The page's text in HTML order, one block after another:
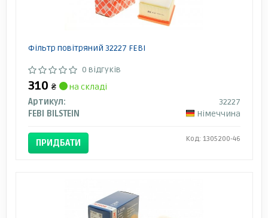
Фільтр повітряний 32227 FEBI
0 відгуків
310 ₴
на складі
Артикул:
32227
FEBI BILSTEIN
Німеччина
ПРИДБАТИ Код: 1305200-46